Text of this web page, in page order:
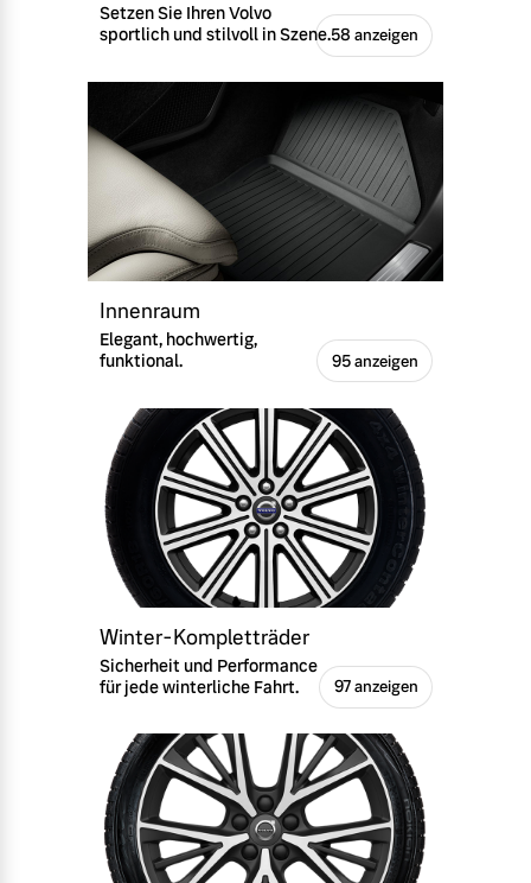
Setzen Sie Ihren Volvo
sportlich und stilvoll in Szene.58 anzeigen
Innenraum
Elegant, hochwertig,
funktional.
95 anzeigen
Winter-Kompletträder
Sicherheit und Performance
für jede winterliche Fahrt.
97 anzeigen